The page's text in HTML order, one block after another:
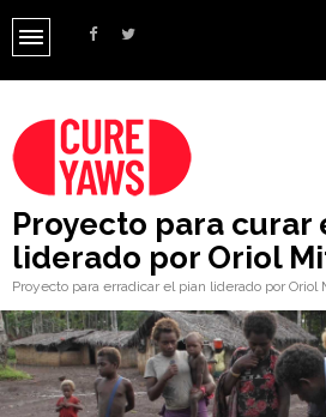
Proyecto para curar
liderado por Oriol
Proyecto para erradicar el pian liderado por Oriol